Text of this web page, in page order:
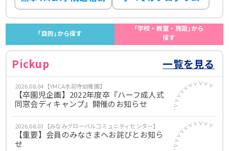
｢目的｣から探す
｢学校・教室・施設｣から
探す
Pickup 一覧を見る
2026.08.04【YMCA水前寺幼稚園】
【卒園児企画】2022年度卒『ハーフ成人式
同窓会ディキャンプ』開催のお知らせ
2026.08.03【みなみグローバルコミュニティセンター】
【重要】会員のみなさまへお詫びとお知ら
せ